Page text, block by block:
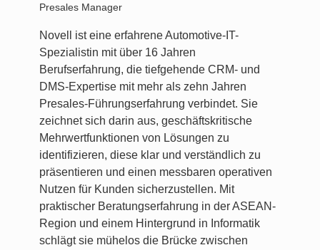
Presales Manager
Novell ist eine erfahrene Automotive-IT-
Spezialistin mit über 16 Jahren
Berufserfahrung, die tiefgehende CRM- und
DMS-Expertise mit mehr als zehn Jahren
Presales-Führungserfahrung verbindet. Sie
zeichnet sich darin aus, geschäftskritische
Mehrwertfunktionen von Lösungen zu
identifizieren, diese klar und verständlich zu
präsentieren und einen messbaren operativen
Nutzen für Kunden sicherzustellen. Mit
praktischer Beratungserfahrung in der ASEAN-
Region und einem Hintergrund in Informatik
schlägt sie mühelos die Brücke zwischen